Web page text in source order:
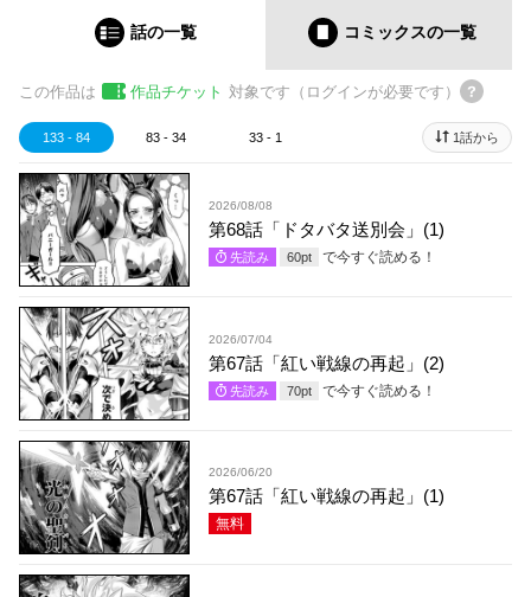
話の一覧 コミックスの一覧
この作品は 作品チケット 対象です（ログインが必要です）
133 - 84 83 - 34 33 - 1 1話から
2026/08/08
第68話「ドタバタ送別会」(1)
先読み 60pt で今すぐ読める！
2026/07/04
第67話「紅い戦線の再起」(2)
先読み 70pt で今すぐ読める！
2026/06/20
第67話「紅い戦線の再起」(1)
無料